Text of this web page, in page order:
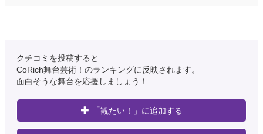
クチコミを投稿すると
CoRich舞台芸術！のランキングに反映されます。
面白そうな舞台を応援しましょう！
「観たい！」に追加する